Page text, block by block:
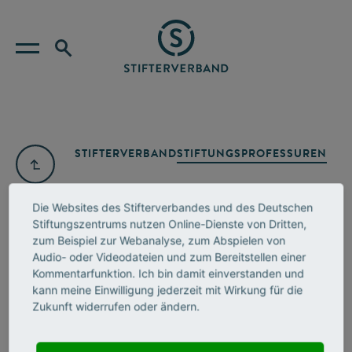
STIFTERVERBANDSTIFTUNGSPROFESSUREN
Die Websites des Stifterverbandes und des Deutschen
Stiftungszentrums nutzen Online-Dienste von Dritten,
zum Beispiel zur Webanalyse, zum Abspielen von
Audio- oder Videodateien und zum Bereitstellen einer
Kommentarfunktion. Ich bin damit einverstanden und
kann meine Einwilligung jederzeit mit Wirkung für die
Zukunft widerrufen oder ändern.